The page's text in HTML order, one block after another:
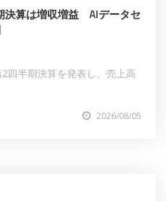
決算は増収増益 AIデータセ
四半期決算を発表し、売上高
2026/08/05